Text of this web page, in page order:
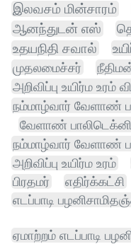
இலவசம் மின்சாரம்
ஆனந்துடன் எஸ்
உதயநிதி சவால்
முதலமைச்சர்
அறிவிப்பு உயிர்ம உரம்
நம்மாழ்வார் வேளாண்
வேளாண்
நம்மாழ்வார் வேளாண்
அறிவிப்பு உயிர்ம உரம்
பிரதமர்
எதிர்க்கட்சி
எடப்பாடி
ஏமாற்றம் எடப்பாடி